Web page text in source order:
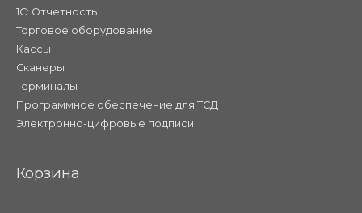
1С: Отчетность
Торговое оборудование
Кассы
Сканеры
Терминалы
Программное обеспечение для ТСД
Электронно-цифровые подписи
Корзина